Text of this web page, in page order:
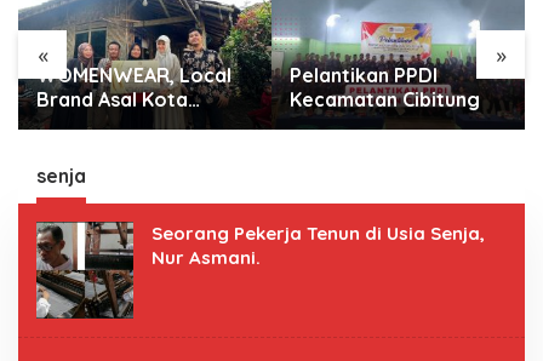
« »
Pelantikan PPDI
Kecamatan Cibitung
HUT RI 79, TK Mata
Hati Bangga, Raih
Juara Harapan 2
senja
Seorang Pekerja Tenun di Usia Senja,
Nur Asmani.